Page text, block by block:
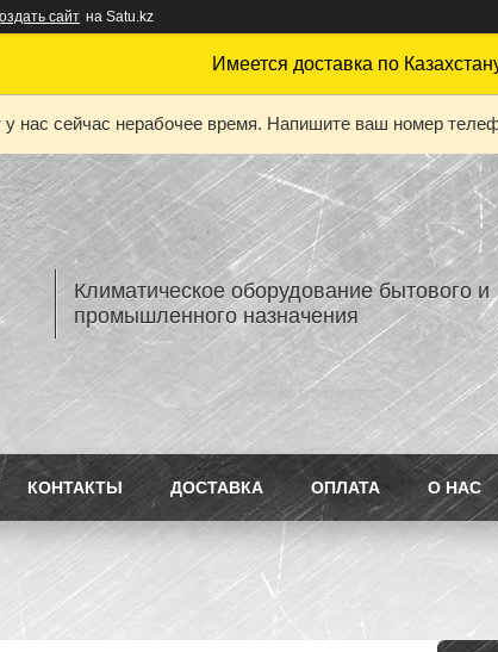
сайт на Satu.kz
Имеется доставка по
у нас сейчас нерабочее время. Напишите ваш номер
Климатическое оборудование бытового и
промышленного назначения
КОНТАКТЫ ДОСТАВКА ОПЛАТА О НАС